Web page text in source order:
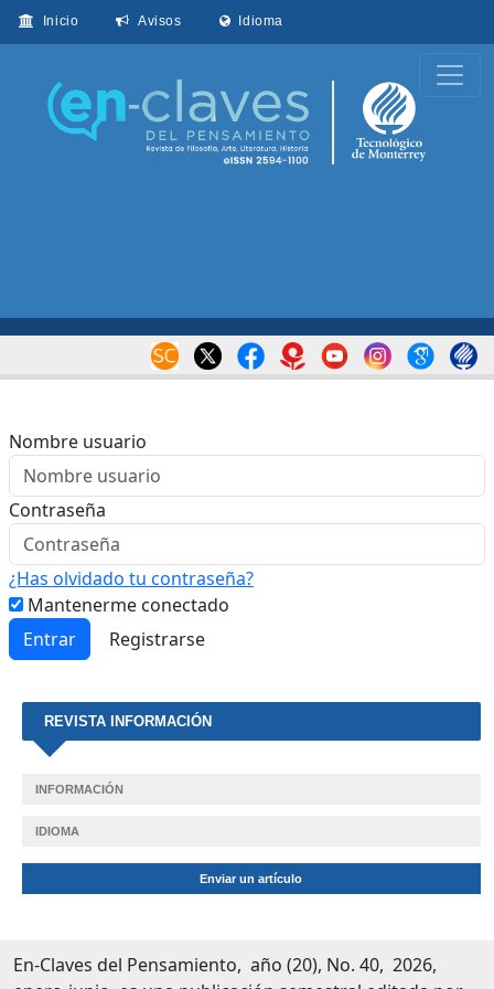
Inicio Avisos Idioma
Nombre usuario
Contraseña
¿Has olvidado tu contraseña?
Mantenerme conectado
Entrar
Registrarse
REVISTA INFORMACIÓN
INFORMACIÓN
IDIOMA
Enviar un artículo
En-Claves del Pensamiento, año (20), No. 40, 2026,